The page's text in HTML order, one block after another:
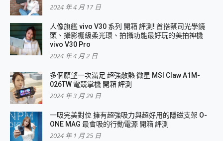
2024 年 4 月 17 日
人像旗艦 vivo V30 系列 開箱 評測! 首搭蔡司光學鏡
頭、攝影棚級柔光環、拍攝功能最好玩的美拍神機
vivo V30 Pro
2024 年 4 月 2 日
多個願望一次滿足 超強散熱 微星 MSI Claw A1M-
026TW 電競掌機 開箱 評測
2024 年 3 月 29 日
一吸完美對位 擁有超強吸力與超好用的隱磁支架 O-
ONE MAG 最會吸的行動電源 開箱 評測
2024 年 1 月 25 日